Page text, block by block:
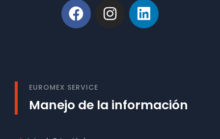
EUROMEX SERVICE
Manejo de la información